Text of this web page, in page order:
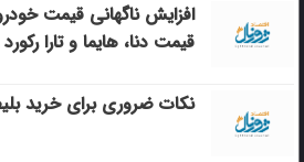
افزایش ناگهانی قیمت
قیمت دنا، هایما و تارا رکورد
نکات ضروری برای خرید